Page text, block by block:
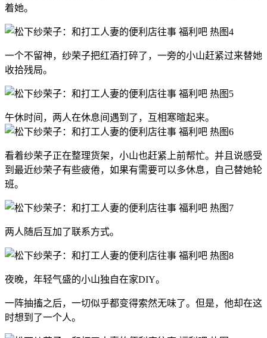
着她。
一个不留神，纱荣子把红酒打碎了，一旁的小山赶紧过来替她
收拾残局。
午休时间，两人在休息间遇到了，互相寒暄起来。
看着纱荣子正在整理货架，小山也赶紧上前帮忙。并且说感受
到最近纱荣子有些疲倦，如果有需要可以多休息，自己替她轮
班。
两人随后互加了联系方式。
夜晚，年轻气盛的小山独自在家DIY。
一阵抽搐之后，一切似乎都变得索然无味了。但是，他却在这
时想到了一个人。